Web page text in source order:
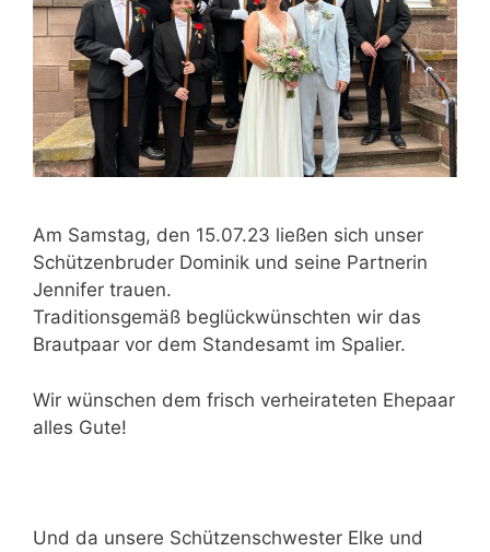
Am Samstag, den 15.07.23 ließen sich unser
Schützenbruder Dominik und seine Partnerin
Jennifer trauen.
Traditionsgemäß beglückwünschten wir das
Brautpaar vor dem Standesamt im Spalier.
Wir wünschen dem frisch verheirateten Ehepaar
alles Gute!
Und da unsere Schützenschwester Elke und